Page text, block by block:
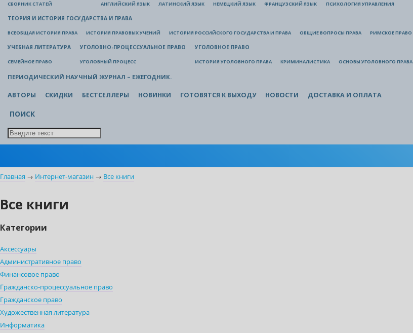
СБОРНИК СТАТЕЙ АНГЛИЙСКИЙ ЯЗЫК ЛАТИНСКИЙ ЯЗЫК НЕМЕЦКИЙ ЯЗЫК ФРАНЦУЗСКИЙ ЯЗЫК ПСИХОЛОГИЯ УПРАВЛЕНИЯ
ТЕОРИЯ И ИСТОРИЯ ГОСУДАРСТВА И ПРАВА
ВСЕОБЩАЯ ИСТОРИЯ ПРАВА ИСТОРИЯ ПРАВОВЫХ УЧЕНИЙ ИСТОРИЯ РОССИЙСКОГО ГОСУДАРСТВА И ПРАВА ОБЩИЕ ВОПРОСЫ ПРАВА РИМСКОЕ ПРАВО
УЧЕБНАЯ ЛИТЕРАТУРА
СЕМЕЙНОЕ ПРАВО
УГОЛОВНО-ПРОЦЕССУАЛЬНОЕ ПРАВО
УГОЛОВНЫЙ ПРОЦЕСС
УГОЛОВНОЕ ПРАВО
ИСТОРИЯ УГОЛОВНОГО ПРАВА КРИМИНАЛИСТИКА ОСНОВЫ УГОЛОВНОГО ПРАВА
ПЕРИОДИЧЕСКИЙ НАУЧНЫЙ ЖУРНАЛ – ЕЖЕГОДНИК.
АВТОРЫ СКИДКИ БЕСТСЕЛЛЕРЫ НОВИНКИ ГОТОВЯТСЯ К ВЫХОДУ НОВОСТИ ДОСТАВКА И ОПЛАТА
ПОИСК
Главная → Интернет-магазин → Все книги
Все книги
Категории
Аксессуары
Административное право
Финансовое право
Гражданско-процессуальное право
Гражданское право
Художественная литература
Информатика